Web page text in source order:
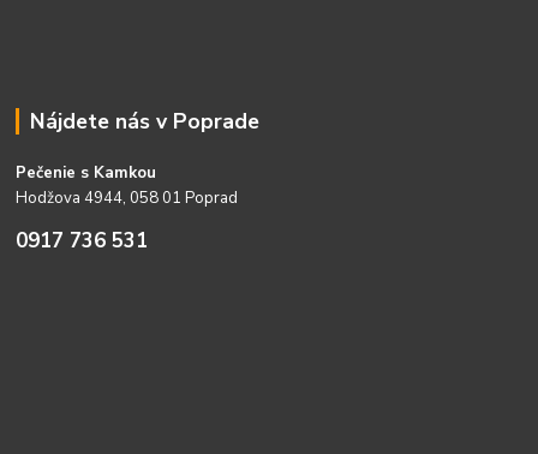
Nájdete nás v Poprade
Pečenie s Kamkou
Hodžova 4944, 058 01 Poprad
0917 736 531